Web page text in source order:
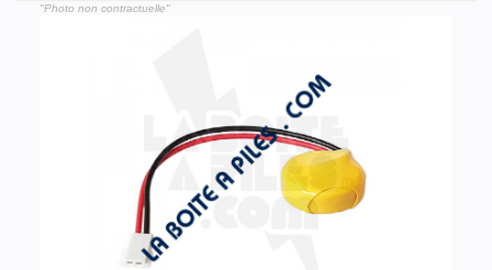
"Photo non contractuelle"